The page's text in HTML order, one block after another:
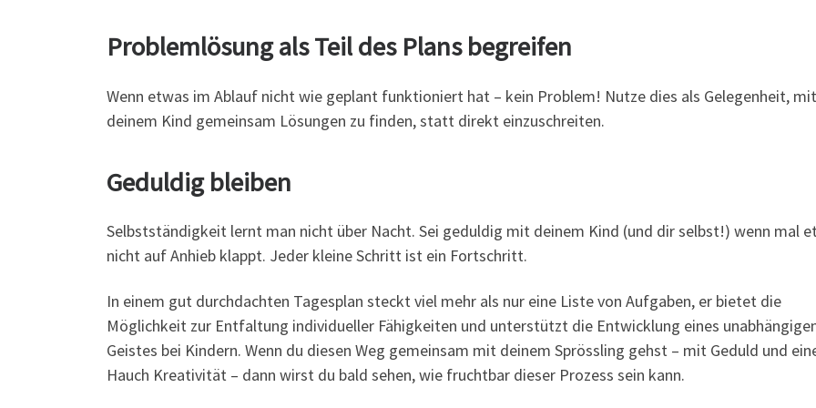
Problemlösung als Teil des Plans begreifen
Wenn etwas im Ablauf nicht wie geplant funktioniert hat – kein Problem! Nutze dies als Gelegenheit, mit
deinem Kind gemeinsam Lösungen zu finden, statt direkt einzuschreiten.
Geduldig bleiben
Selbstständigkeit lernt man nicht über Nacht. Sei geduldig mit deinem Kind (und dir selbst!) wenn mal
nicht auf Anhieb klappt. Jeder kleine Schritt ist ein Fortschritt.
In einem gut durchdachten Tagesplan steckt viel mehr als nur eine Liste von Aufgaben, er bietet die
Möglichkeit zur Entfaltung individueller Fähigkeiten und unterstützt die Entwicklung eines
Geistes bei Kindern. Wenn du diesen Weg gemeinsam mit deinem Sprössling gehst – mit Geduld und
Hauch Kreativität – dann wirst du bald sehen, wie fruchtbar dieser Prozess sein kann.